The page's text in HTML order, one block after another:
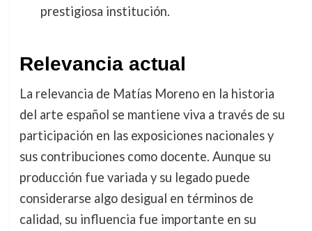
prestigiosa institución.
Relevancia actual
La relevancia de Matías Moreno en la historia
del arte español se mantiene viva a través de su
participación en las exposiciones nacionales y
sus contribuciones como docente. Aunque su
producción fue variada y su legado puede
considerarse algo desigual en términos de
calidad, su influencia fue importante en su